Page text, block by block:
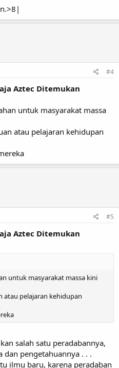
#4
Aztec Ditemukan
untuk masyarakat massa
atau pelajaran kehidupan
#5
Aztec Ditemukan
untuk masyarakat massa kini
atau pelajaran kehidupan
salah satu peradabannya,
pengetahuannya . . .
ilmu baru, karena peradaban